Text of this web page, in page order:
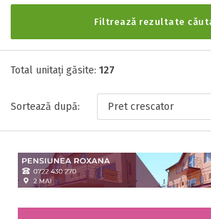
Filtrează rezultate
Casa ( 54 )
Casa de oaspeti ( 4 )
Casuta ( 1 )
Pensiune ( 17 )
Stele / margarete
Neclasificat
Total unitați găsite: 127
Sortează după: